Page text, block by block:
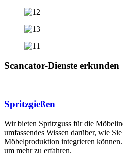
Scancator-Dienste erkunden
Spritzgießen
Wir bieten Spritzguss für die
umfassendes Wissen darüber, wie
Möbelproduktion integrieren
um mehr zu erfahren.